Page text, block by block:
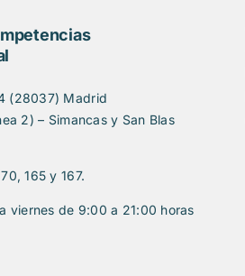
(28037) Madrid
2) – Simancas y San Blas
165 y 167.
viernes de 9:00 a 21:00 horas